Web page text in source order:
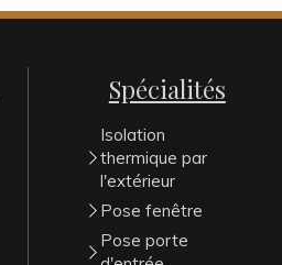
Spécialités
Isolation
thermique par
l'extérieur
Pose fenêtre
Pose porte